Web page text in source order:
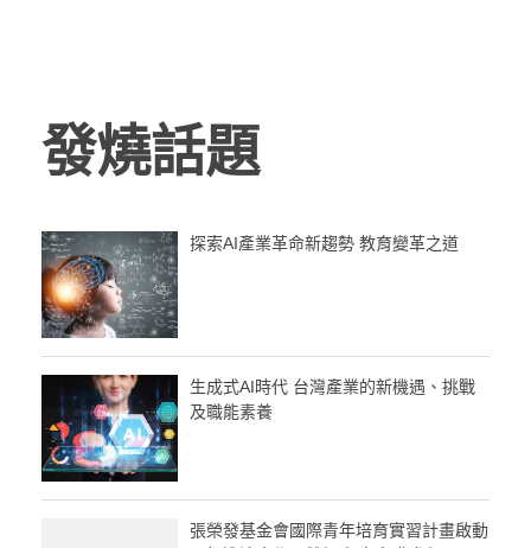
發燒話題
探索AI產業革命新趨勢 教育變革之道
生成式AI時代 台灣產業的新機遇、挑戰
及職能素養
張榮發基金會國際青年培育實習計畫啟動